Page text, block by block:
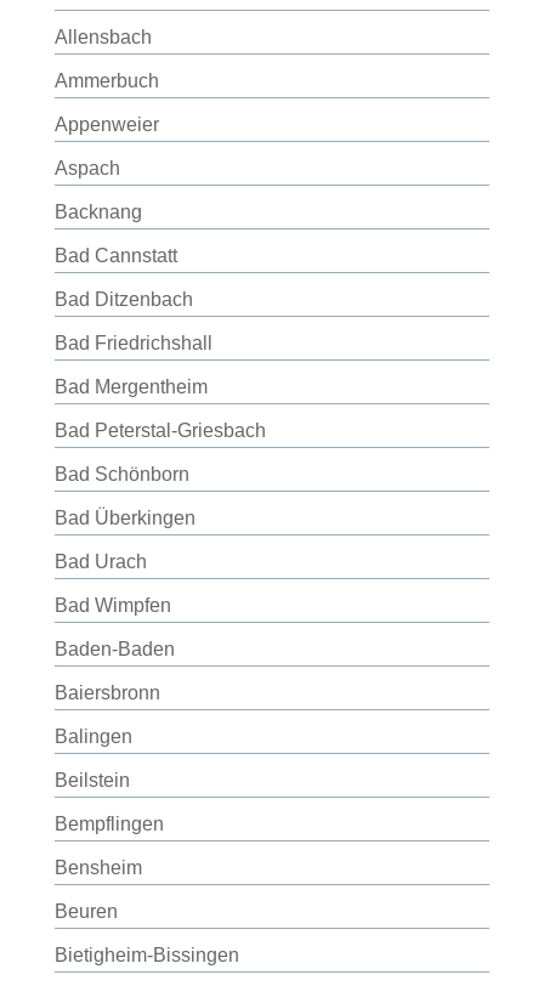
Allensbach
Ammerbuch
Appenweier
Aspach
Backnang
Bad Cannstatt
Bad Ditzenbach
Bad Friedrichshall
Bad Mergentheim
Bad Peterstal-Griesbach
Bad Schönborn
Bad Überkingen
Bad Urach
Bad Wimpfen
Baden-Baden
Baiersbronn
Balingen
Beilstein
Bempflingen
Bensheim
Beuren
Bietigheim-Bissingen